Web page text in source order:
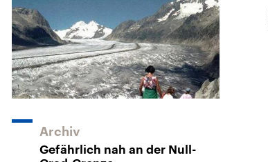
Archiv
Gefährlich nah an der Null-